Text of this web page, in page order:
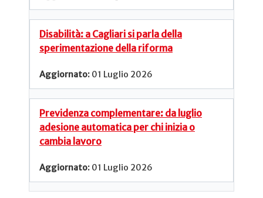
Disabilità: a Cagliari si parla della
sperimentazione della riforma
01 Luglio 2026
Previdenza complementare: da luglio
adesione automatica per chi inizia o
cambia lavoro
01 Luglio 2026